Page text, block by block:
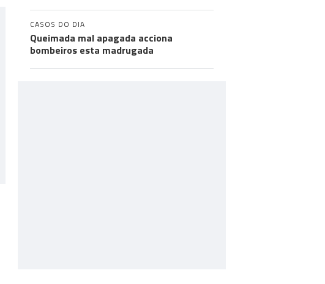
CASOS DO DIA
Queimada mal apagada acciona
bombeiros esta madrugada